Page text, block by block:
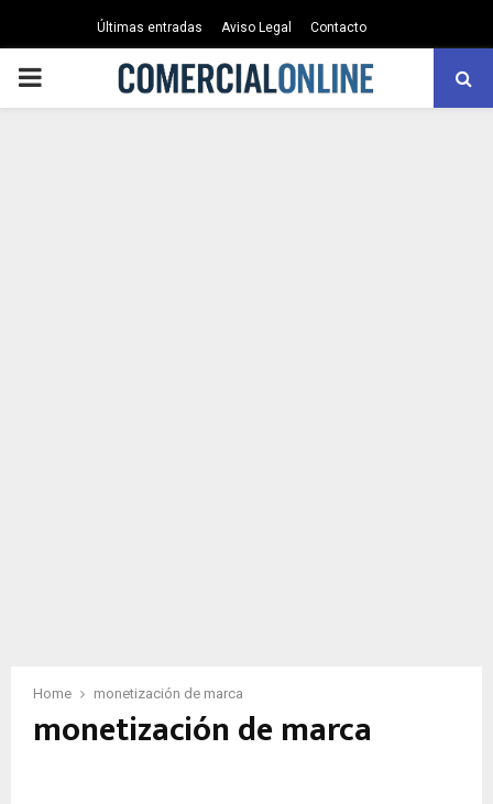
Últimas entradas Aviso Legal Contacto
PRIMARY
Home monetización de marca
monetización de marca